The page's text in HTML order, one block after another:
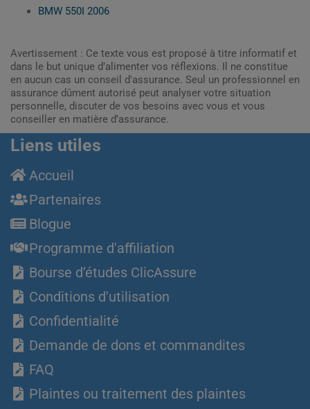
BMW 550I 2006
Avertissement : Ce texte vous est proposé à titre informatif et
dans le but unique d’alimenter vos réflexions. Il ne constitue
en aucun cas un conseil d'assurance. Seul un professionnel en
assurance dûment autorisé peut analyser votre situation
personnelle, discuter de vos besoins avec vous et vous
conseiller en matière d’assurance.
Liens utiles
Accueil
Partenaires
Blogue
Programme d'affiliation
Bourse d’études ClicAssure
Conditions d'utilisation
Confidentialité
Demande de dons et commandites
FAQ
Plaintes ou traitement des plaintes